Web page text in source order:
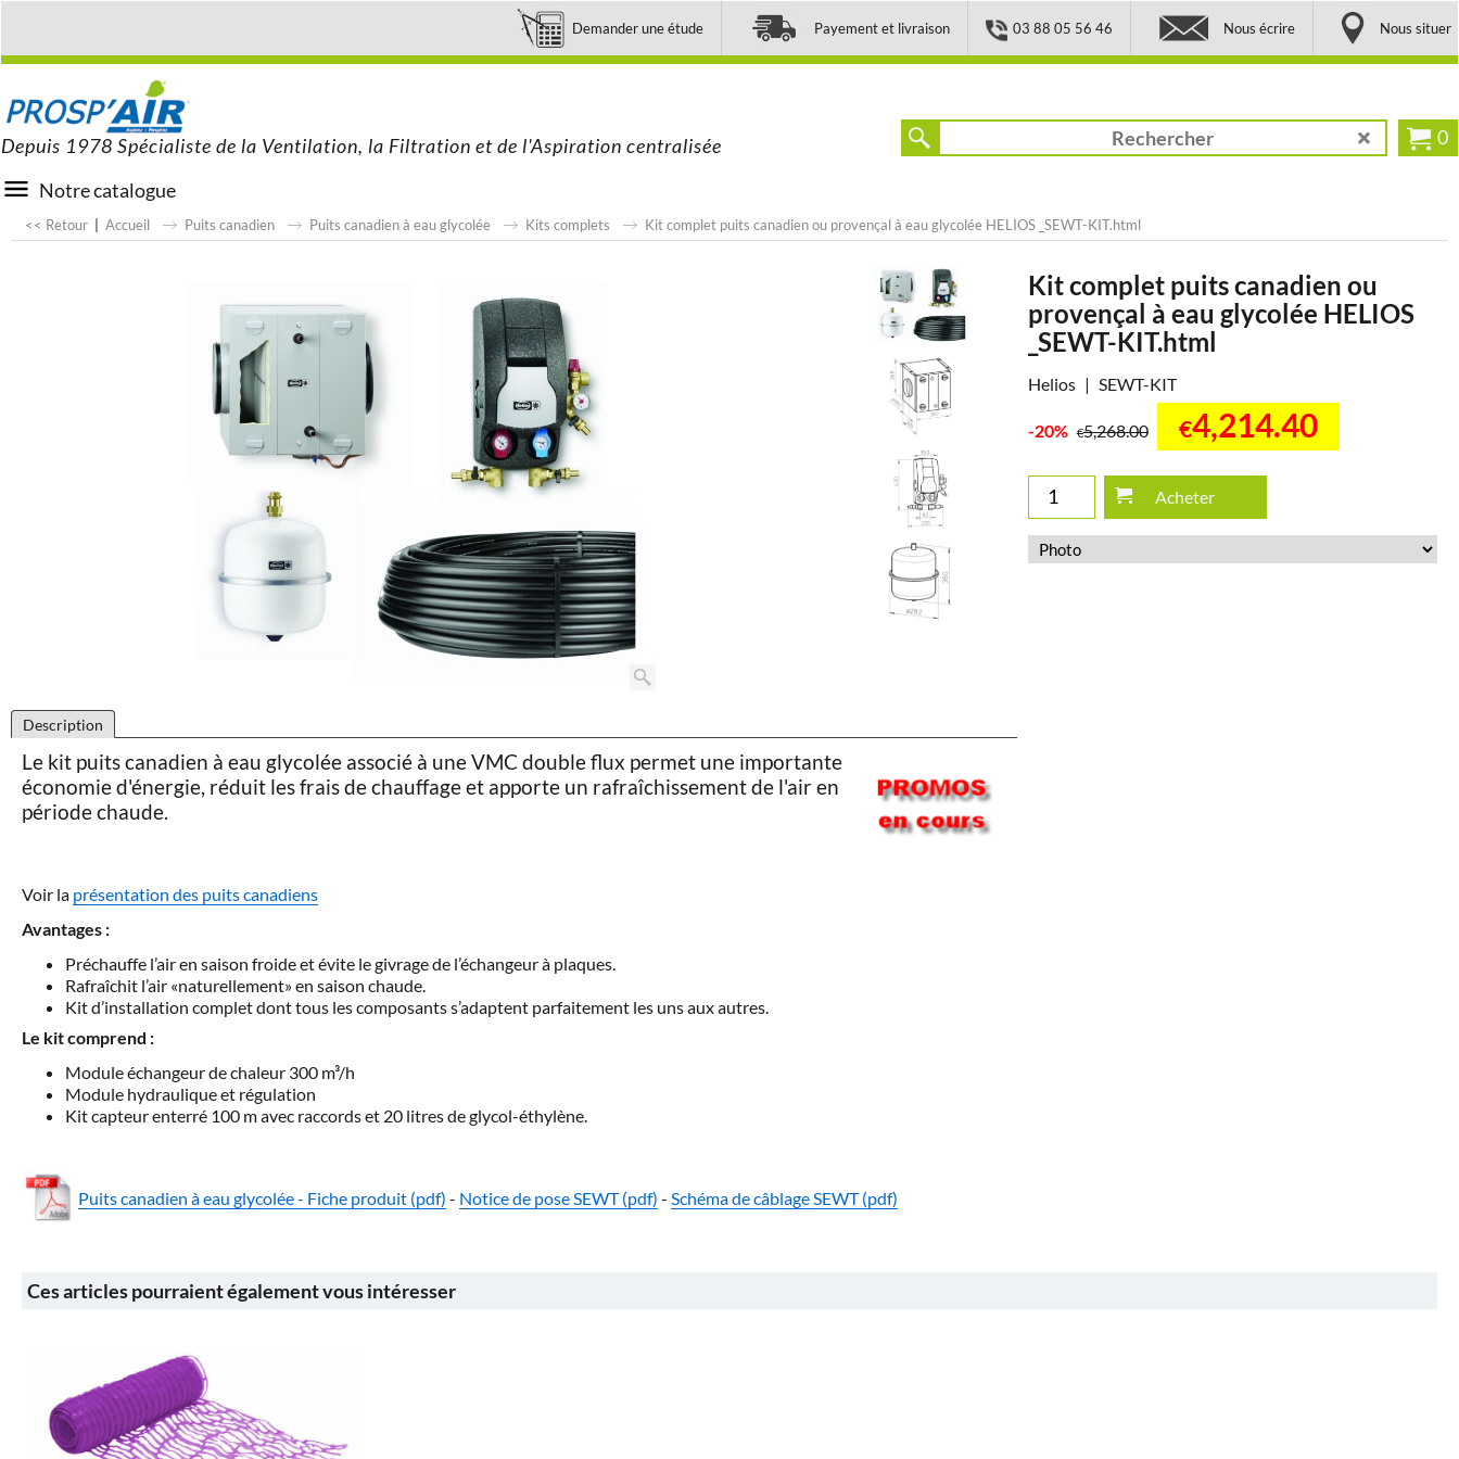
Demander une étude Payement et livraison 03 88 05 56 46 Nous écrire Nous situer
Depuis 1978 Spécialiste de la Ventilation, la Filtration et de l'Aspiration centralisée 0
Notre catalogue
<< Retour Accueil Puits canadien Puits canadien à eau glycolée Kits complets Kit complet puits canadien ou provençal à eau glycolée HELIOS _SEWT-KIT.html
Kit complet puits canadien ou
provençal à eau glycolée HELIOS
_SEWT-KIT.html
Helios SEWT-KIT
-20% €5,268.00 €4,214.40
Acheter
Description
Le kit puits canadien à eau glycolée associé à une VMC double flux permet une importante
économie d'énergie, réduit les frais de chauffage et apporte un rafraîchissement de l'air en
période chaude.
Voir la présentation des puits canadiens
Avantages :
Préchauffe l’air en saison froide et évite le givrage de l’échangeur à plaques.
Rafraîchit l’air «naturellement» en saison chaude.
Kit d’installation complet dont tous les composants s’adaptent parfaitement les uns aux autres.
Le kit comprend :
Module échangeur de chaleur 300 m³/h
Module hydraulique et régulation
Kit capteur enterré 100 m avec raccords et 20 litres de glycol-éthylène.
Puits canadien à eau glycolée - Fiche produit (pdf) - Notice de pose SEWT (pdf) - Schéma de câblage SEWT (pdf)
Ces articles pourraient également vous intéresser